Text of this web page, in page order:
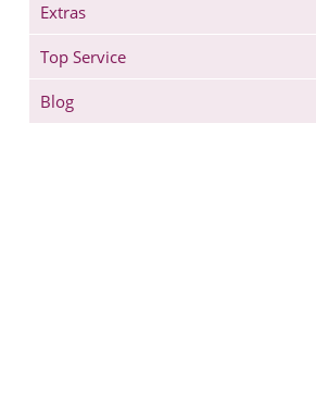
Extras
Top Service
Blog